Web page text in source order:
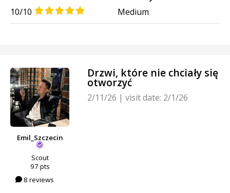
10/10
Medium
Emil_Szczecin
Scout
97 pts
8 reviews
Drzwi, które nie chciały się
otworzyć
2/11/26 | visit date: 2/1/26